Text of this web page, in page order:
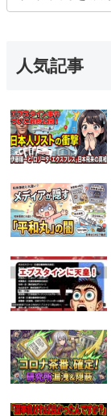
人気記事